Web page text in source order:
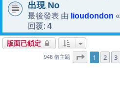
出現 No
最後發表 由 lioudondon «
回覆: 4
版面已鎖定
946 個主題 第1 頁 (共
1 2 3